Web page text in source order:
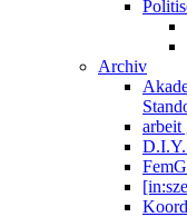
Archiv
arbeit